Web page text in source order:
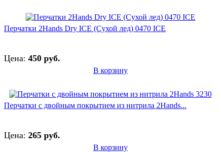
Перчатки 2Hands Dry ICE (Сухой лед) 0470 ICE
Цена: 450 руб.
В корзину
Перчатки с двойным покрытием из нитрила 2Hands...
Цена: 265 руб.
В корзину